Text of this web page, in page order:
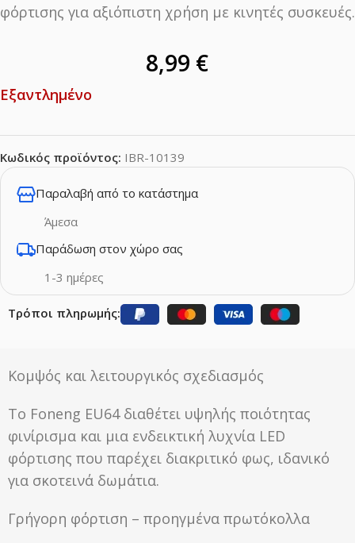
φόρτισης για αξιόπιστη χρήση με κινητές συσκευές.
8,99 €
Εξαντλημένο
Κωδικός προϊόντος: IBR-10139
Παραλαβή από το κατάστημα
Άμεσα
Παράδωση στον χώρο σας
1-3 ημέρες
Τρόποι πληρωμής:
Κομψός και λειτουργικός σχεδιασμός
Το Foneng EU64 διαθέτει υψηλής ποιότητας
φινίρισμα και μια ενδεικτική λυχνία LED
φόρτισης που παρέχει διακριτικό φως, ιδανικό
για σκοτεινά δωμάτια.
Γρήγορη φόρτιση – προηγμένα πρωτόκολλα